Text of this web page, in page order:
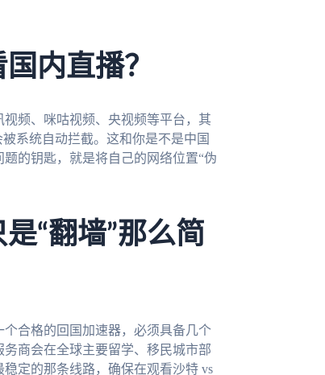
内直播？
频、咪咕视频、央视频等平台，其
系统自动拦截。这和你是不是中国
的钥匙，就是将自己的网络位置“伪
“翻墙”那么简
合格的回国加速器，必须具备几个
商会在全球主要留学、移民城市部
定的那条线路，确保在观看沙特 vs